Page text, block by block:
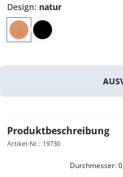
Design: natur
Produktbeschreibung
Artikel-Nr.: 19730
Durchmesser: